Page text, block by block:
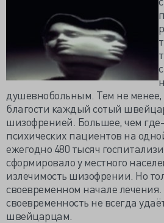
душевнобольным. Тем не
благости каждый сотый
шизофренией. Большее, чем
психических пациентов на
ежегодно 480 тысяч
сформировало у местного
излечимость шизофрении. Но
своевременном начале лечения.
своевременность не всегда
швейцарцам.